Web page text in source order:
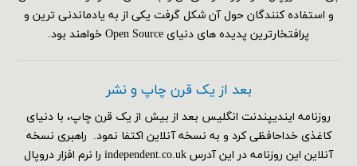
و استفاده کنندگان حول آن شکل گرفت یکی از به یادماندنی ترین و
پرافتخارترین پدیده های دنیای Open Source خواهند بود.
بعد از یک قرن چاپ و نشر
روزنامه ایندیپندنت انگلیس بعد از بیش از یک قرن چاپ، با دنیای
کاغذی خداحافظی کرد و به نسخه آنلاین اکتفا نمود. راهبری نسخه
آنلاین این روزنامه در این آدرس independent.co.uk را نرم افزار دروپال